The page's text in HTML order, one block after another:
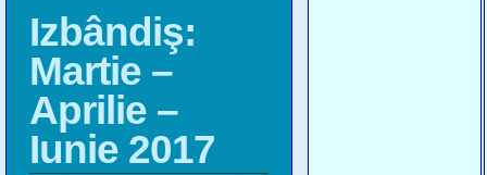
Izbândiş:
Martie –
Aprilie –
Iunie 2017